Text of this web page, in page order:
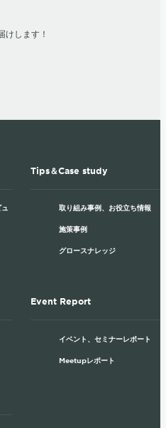
します！
Tips＆Case study
取り組み事例、お役立ち情報
施策事例
グロースナレッジ
Event Report
イベント、セミナーレポート
Meetupレポート